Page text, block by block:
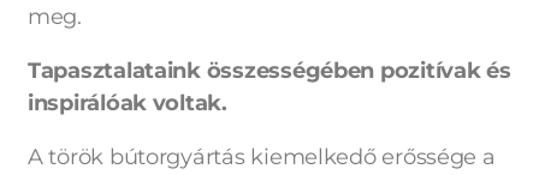
meg.
Tapasztalataink összességében pozitívak és
inspirálóak voltak.
A török bútorgyártás kiemelkedő erőssége a